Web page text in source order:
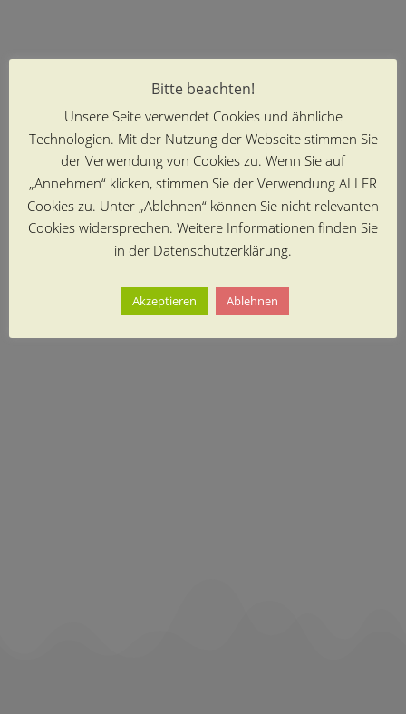
Bitte beachten!
Unsere Seite verwendet Cookies und ähnliche
Technologien. Mit der Nutzung der Webseite stimmen Sie
der Verwendung von Cookies zu. Wenn Sie auf
„Annehmen“ klicken, stimmen Sie der Verwendung ALLER
Cookies zu. Unter „Ablehnen“ können Sie nicht relevanten
Cookies widersprechen. Weitere Informationen finden Sie
in der Datenschutzerklärung.
Akzeptieren Ablehnen